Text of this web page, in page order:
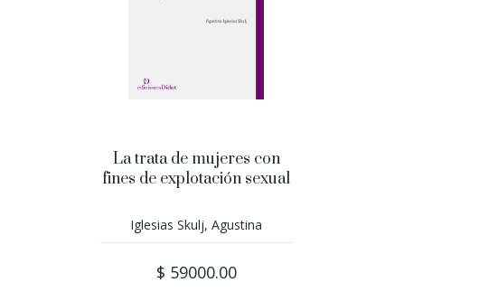
La trata de mujeres con
fines de explotación sexual
Iglesias Skulj, Agustina
$ 59000.00